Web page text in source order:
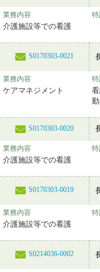
業務内容
介護施設等での看護
S0170303-0021
業務内容
ケアマネジメント
S0170303-0020
業務内容
介護施設等での看護
S0170303-0019
業務内容
介護施設等での看護
S0214036-0002